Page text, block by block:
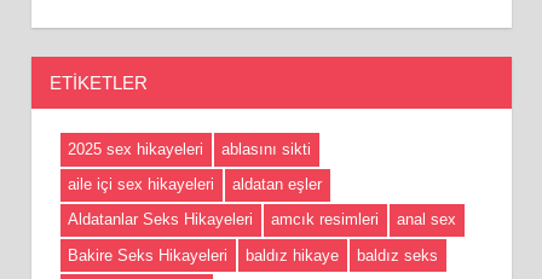
ETIKETLER
2025 sex hikayeleri
ablasını sikti
aile içi sex hikayeleri
aldatan eşler
Aldatanlar Seks Hikayeleri
amcık resimleri
anal sex
Bakire Seks Hikayeleri
baldız hikaye
baldız seks